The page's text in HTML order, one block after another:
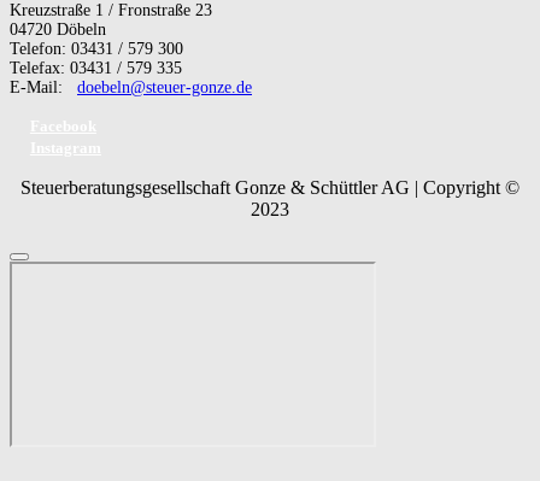
Kreuzstraße 1 / Fronstraße 23
04720 Döbeln
Telefon: 03431 / 579 300
Telefax: 03431 / 579 335
E-Mail: doebeln@steuer-gonze.de
Steuerberatungsgesellschaft Gonze & Schüttler AG | Copyright ©
2023